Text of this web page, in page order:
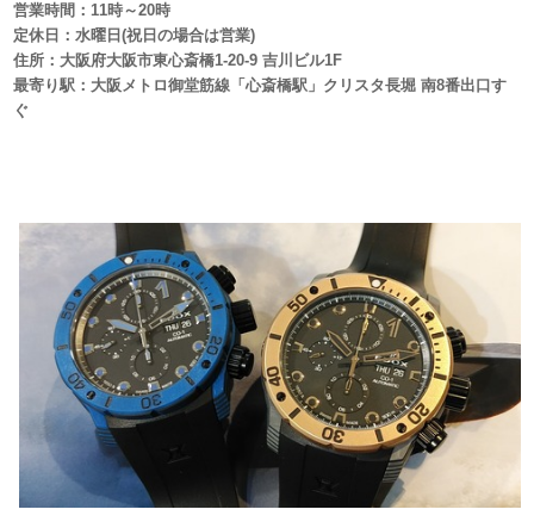
営業時間：11時～20時
定休日：水曜日(祝日の場合は営業)
住所：大阪府大阪市東心斎橋1-20-9 吉川ビル1F
最寄り駅：大阪メトロ御堂筋線「心斎橋駅」クリスタ長堀 南8番出口す
ぐ